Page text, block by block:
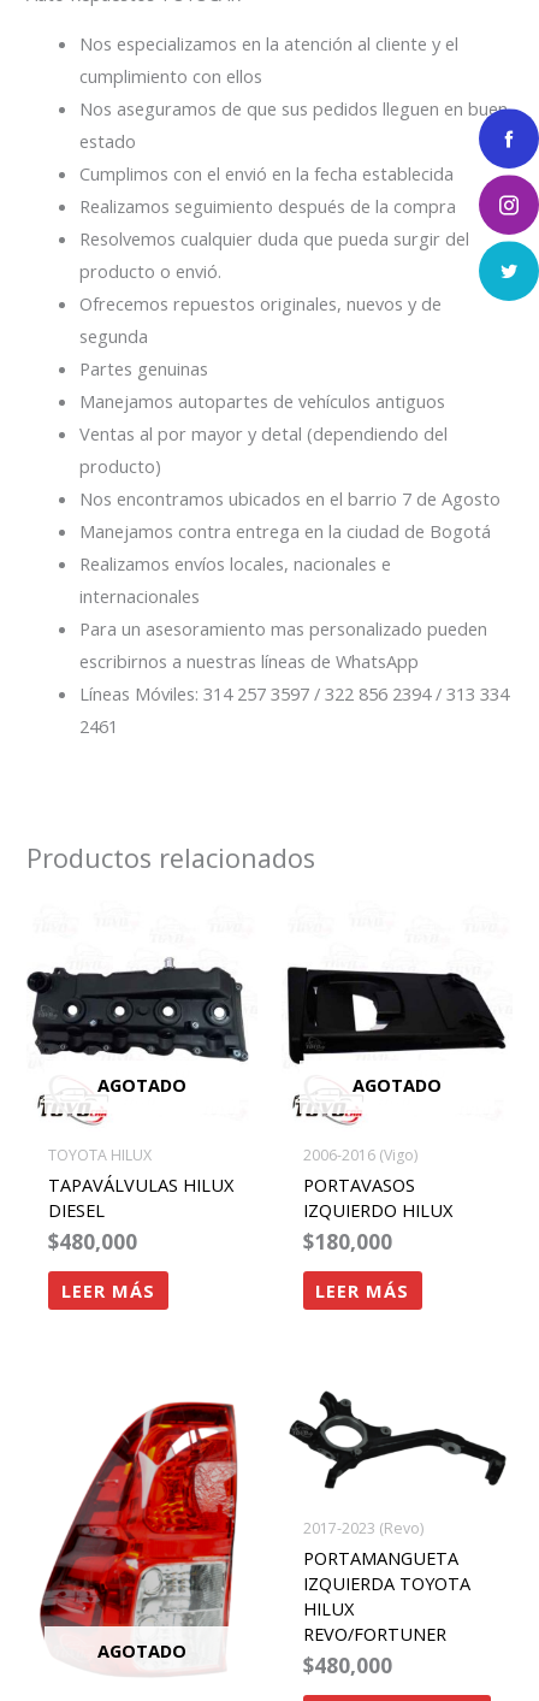
Nos especializamos en la atención al cliente y el
cumplimiento con ellos
Nos aseguramos de que sus pedidos lleguen en buen
estado
Cumplimos con el envió en la fecha establecida
Realizamos seguimiento después de la compra
Resolvemos cualquier duda que pueda surgir del
producto o envió.
Ofrecemos repuestos originales, nuevos y de
segunda
Partes genuinas
Manejamos autopartes de vehículos antiguos
Ventas al por mayor y detal (dependiendo del
producto)
Nos encontramos ubicados en el barrio 7 de Agosto
Manejamos contra entrega en la ciudad de Bogotá
Realizamos envíos locales, nacionales e
internacionales
Para un asesoramiento mas personalizado pueden
escribirnos a nuestras líneas de WhatsApp
Líneas Móviles: 314 257 3597 / 322 856 2394 / 313 334
2461
Productos relacionados
AGOTADO
TOYOTA HILUX
TAPAVÁLVULAS HILUX
DIESEL
$480,000
LEER MÁS
AGOTADO
2006-2016 (Vigo)
PORTAVASOS
IZQUIERDO HILUX
$180,000
LEER MÁS
AGOTADO
2017-2023 (Revo)
PORTAMANGUETA
IZQUIERDA TOYOTA
HILUX
REVO/FORTUNER
$480,000